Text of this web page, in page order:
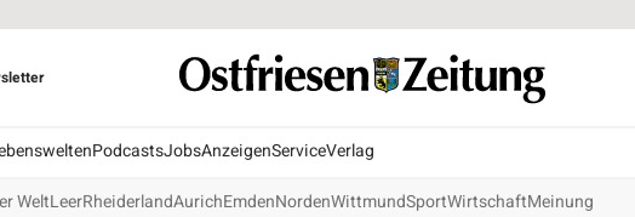
PodcastsJobsAnzeigenServiceVerlag
WeltLeerRheiderlandAurichEmdenNordenWittmundSportWirtschaftMeinung